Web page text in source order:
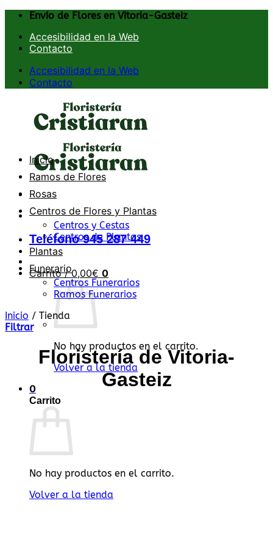
Saltar
contenido
Envío de Flores en Vitoria-Gasteiz
Accesibilidad en la Web
Contacto
Accesibilidad en la Web
Contacto
Teléfono 945 287 449
Carrito /0,00€ 0
No hay productos en el carrito.
Volver a la tienda
0
Carrito
No hay productos en el carrito.
Volver a la tienda
Inicio
Ramos de Flores
Rosas
Centros de Flores y Plantas
Centros y Cestas
Centros de Plantas
Plantas
Funerario
Centros Funerarios
Ramos Funerarios
Inicio / Tienda
Filtrar
Floristería de Vitoria-
Gasteiz